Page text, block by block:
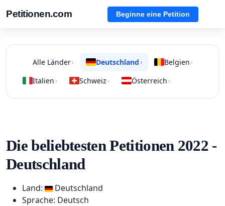
Petitionen.com Beginne eine Petition
Alle Länder› Deutschland › Belgien ›
Italien › Schweiz › Österreich ›
Die beliebtesten Petitionen 2022 -
Deutschland
Land:
Deutschland
Sprache: Deutsch